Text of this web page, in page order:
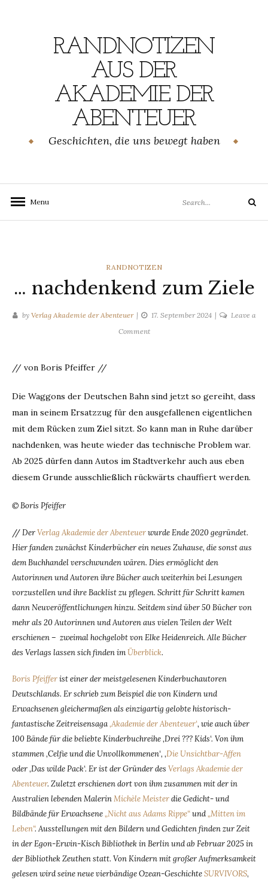
RANDNOTIZEN
AUS DER
AKADEMIE DER
ABENTEUER
Geschichten, die uns bewegt haben
Menu
for:
Search
CATEGORIES
RANDNOTIZEN
… nachdenkend zum Ziele
by Verlag Akademie der Abenteuer 17. September 2024
Leave a
Commenton
// von Boris Pfeiffer //
Die Waggons der Deutschen Bahn sind jetzt so gereiht, dass
man in seinem Ersatzzug für den ausgefallenen eigentlichen
mit dem Rücken zum Ziel sitzt. So kann man in Ruhe darüber
nachdenken, was heute wieder das technische Problem war.
Ab 2025 dürfen dann Autos im Stadtverkehr auch aus eben
diesem Grunde ausschließlich rückwärts chauffiert werden.
© Boris Pfeiffer
//DerVerlag Akademie der Abenteuerwurde Ende 2020 gegründet.
Hier fanden zunächst Kinderbücher ein neues Zuhause, die sonst aus
dem Buchhandel verschwunden wären. Dies ermöglicht den
Autorinnen und Autoren ihre Bücher auch weiterhin bei Lesungen
vorzustellen und ihre Backlist zu pflegen. Schritt für Schritt kamen
dann Neuveröffentlichungen hinzu. Seitdem sind über 50 Bücher von
mehr als 20 Autorinnen und Autoren aus vielen Teilen der Welt
erschienen – zweimal hochgelobt von Elke Heidenreich. Alle Bücher
des Verlags lassen sich finden imÜberblick.
Boris Pfeifferist einer der meistgelesenen Kinderbuchautoren
Deutschlands. Er schrieb zum Beispiel die von Kindern und
Erwachsenen gleichermaßen als einzigartig gelobte historisch-
fantastische Zeitreisensaga‚Akademie der Abenteuer‘, wie auch über
100 Bände für die beliebte Kinderbuchreihe ‚Drei ??? Kids‘. Von ihm
stammen ‚Celfie und die Unvollkommenen‘, ‚Die Unsichtbar-Affen
oder ‚Das wilde Pack‘. Er ist der Gründer des Verlags Akademie der
Abenteuer. Zuletzt erschienen dort von ihm zusammen mit der in
Australien lebenden MalerinMichèle Meisterdie Gedicht- und
Bildbände für Erwachsene„Nicht aus Adams Rippe“und„Mitten im
Leben“. Ausstellungen mit den Bildern und Gedichten finden zur Zeit
in der Egon-Erwin-Kisch Bibliothek in Berlin und ab Februar 2025 in
der Bibliothek Zeuthen statt. Von Kindern mit großer Aufmerksamkeit
gelesen wird seine neue vierbändige Ozean-GeschichteSURVIVORS,